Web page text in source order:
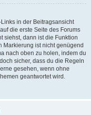
in der Beitragsansicht
die erste Seite des Forums
siehst, dann ist die Funktion
Markierung ist nicht genügend
nach oben zu holen, indem du
sicher, dass du die Regeln
gesehen, wenn ohne
geantwortet wird.